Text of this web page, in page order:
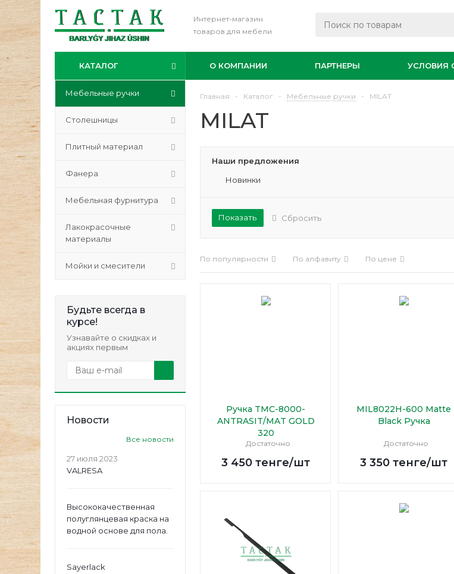
Интернет-магазин
товаров для мебели
КАТАЛОГ О КОМПАНИИ ПАРТНЕРЫ УСЛОВИЯ
Мебельные ручки
Столешницы
Плитный материал
Фанера
Мебельная фурнитура
Лакокрасочные
материалы
Мойки и смесители
Будьте всегда в
курсе!
Узнавайте о скидках и
акциях первым
Новости
Все новости
27 июля 2023
VALRESA
Высококачественная
полуглянцевая краска на
водной основе для пола.
Sayerlack
Главная - Каталог - Мебельные ручки - MILAT
MILAT
Наши предложения
Новинки
Показать Сбросить
По популярности По алфавиту По цене
Ручка TMC-8000-
ANTRASIT/MAT GOLD
320
Достаточно
3 450 тенге/шт
MIL8022H-600 Matte
Black Ручка
Достаточно
3 350 тенге/шт